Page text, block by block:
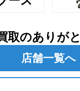
取のありが
店舗一覧へ